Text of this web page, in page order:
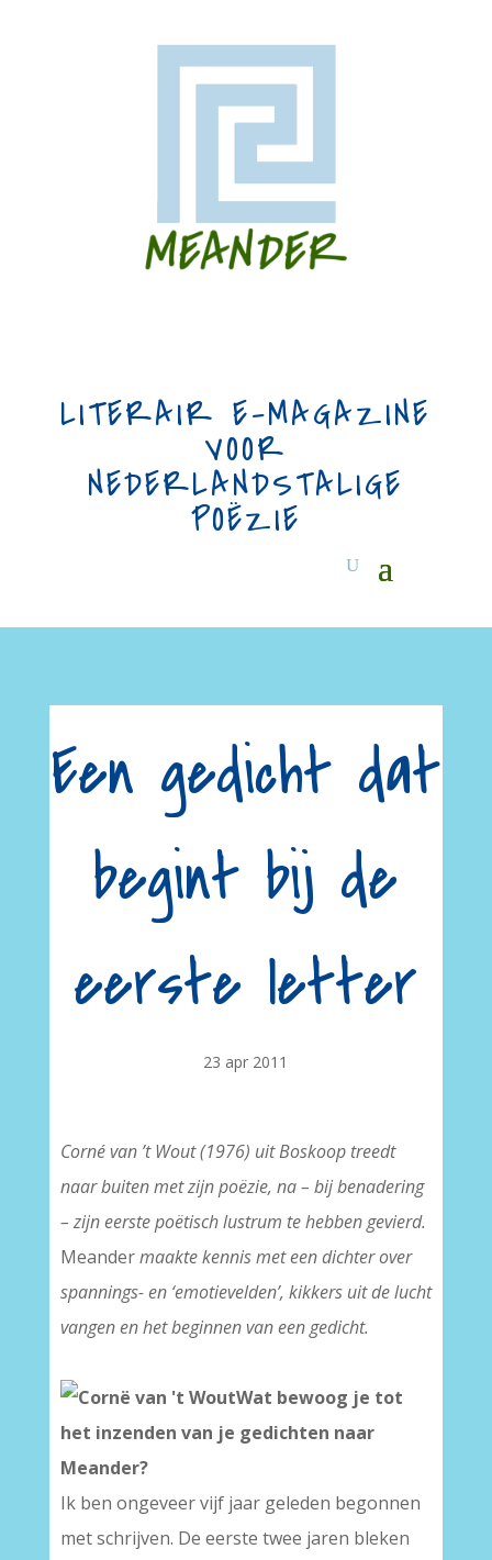
LITERAIR E-MAGAZINE
VOOR
NEDERLANDSTALIGE
POËZIE
Een gedicht dat
begint bij de
eerste letter
23 apr 2011
Corné van ’t Wout (1976) uit Boskoop treedt
naar buiten met zijn poëzie, na – bij benadering
– zijn eerste poëtisch lustrum te hebben gevierd.
Meandermaakte kennis met een dichter over
spannings- en ‘emotievelden’, kikkers uit de lucht
vangen en het beginnen van een gedicht.
Wat bewoog je tot
het inzenden van je gedichten naar
Meander?
Ik ben ongeveer vijf jaar geleden begonnen
met schrijven. De eerste twee jaren bleken